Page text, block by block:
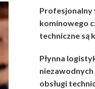
Profesjonalny
kominowego
techniczne są
Płynna
obsługi